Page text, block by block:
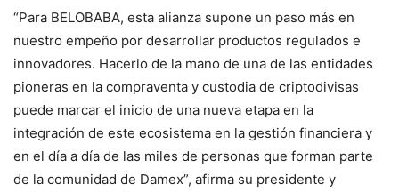
“Para BELOBABA, esta alianza supone un paso más en
nuestro empeño por desarrollar productos regulados e
innovadores. Hacerlo de la mano de una de las entidades
pioneras en la compraventa y custodia de criptodivisas
puede marcar el inicio de una nueva etapa en la
integración de este ecosistema en la gestión financiera y
en el día a día de las miles de personas que forman parte
de la comunidad de Damex”, afirma su presidente y